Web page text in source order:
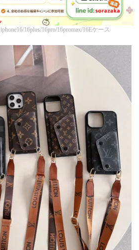
iphone16/16plus/16pro/16promax/16Eケース